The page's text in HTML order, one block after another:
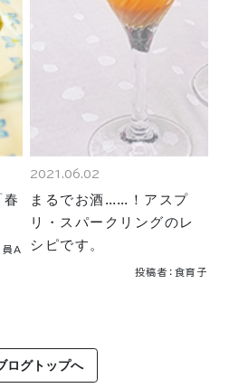
員A
2021.06.02
まるでお酒……！アスプ
リ・スパークリングのレ
シピです。
投稿者：食育子
ログトップへ